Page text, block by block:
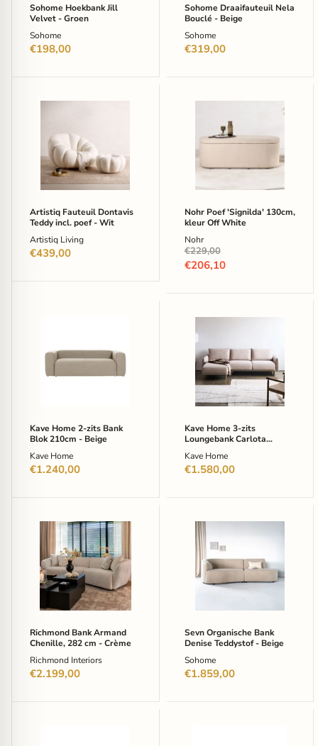
Sohome Hoekbank Jill
Velvet - Groen
Sohome
€198,00
Sohome Draaifauteuil Nela
Bouclé - Beige
Sohome
€319,00
Artistiq
Teddy
poef
Wit
Artistiq Fauteuil Dontavis
Teddy incl. poef - Wit
Artistiq Living
€439,00
Nohr
'Signilda'
130cm,
kleur
Off
White
Nohr Poef 'Signilda' 130cm,
kleur Off White
Nohr
Oorspronkelijke
prijs
€229,00
Huidige
€206,10
Bank
Blok
Kave Home 2-zits Bank
Blok 210cm - Beige
Kave Home
€1.240,00
Kave
Home
zits
Loungebank
Carlota
Links/Rechts,
Structuurstof
Beige
Kave Home 3-zits
Loungebank Carlota
- Beige
Kave Home
€1.580,00
Richmond
Armand
Chenille,
282
cm
Crème
Richmond Bank Armand
Chenille, 282 cm - Crème
Richmond Interiors
€2.199,00
Sevn
Organische
Bank
Denise
Teddystof
Sevn Organische Bank
Denise Teddystof - Beige
Sohome
€1.859,00